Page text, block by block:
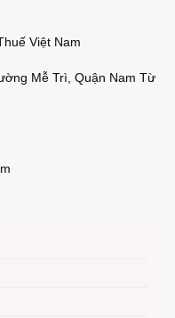
Việt Nam
Mễ Trì, Quận Nam Từ